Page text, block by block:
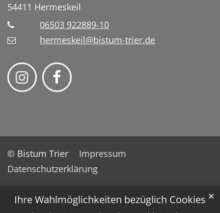
Ihre Wahlmöglichkeiten bezüglich Cookies ✕
54411 Hermeskeil
06503 922889-10
hermeskeil@bistum-trier.de
© Bistum Trier
Impressum
Datenschutzerklärung